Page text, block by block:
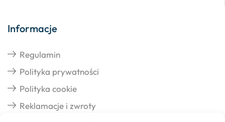
Informacje
Regulamin
Polityka prywatności
Polityka cookie
Reklamacje i zwroty